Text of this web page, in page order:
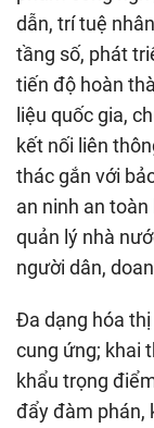
dẫn, trí tuệ
tầng số, phát
tiến độ hoàn
liệu quốc gia,
kết nối liên
thác gắn với
an ninh an
quản lý nhà
người dân,
Đa dạng hóa
cung ứng; khai
khẩu trọng
đẩy đàm phán,